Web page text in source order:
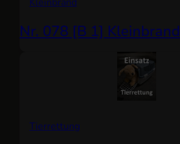
Nr. 078 [B 1] Kleinbrand
Tierrettung